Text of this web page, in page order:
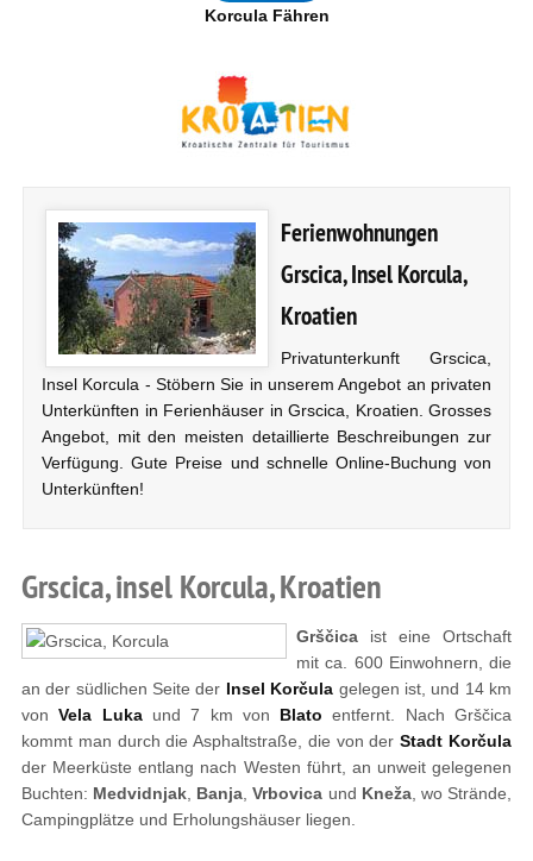
Korcula Fähren
Ferienwohnungen
Grscica, Insel Korcula,
Kroatien
Privatunterkunft Grscica,
Insel Korcula - Stöbern Sie in unserem Angebot an privaten
Unterkünften in Ferienhäuser in Grscica, Kroatien. Grosses
Angebot, mit den meisten detaillierte Beschreibungen zur
Verfügung. Gute Preise und schnelle Online-Buchung von
Unterkünften!
Grscica, insel Korcula, Kroatien
Grščica ist eine Ortschaft
mit ca. 600 Einwohnern, die
an der südlichen Seite der Insel Korčula gelegen ist, und 14 km
vonVela Lukaund 7 km von Blato entfernt. Nach Grščica
kommt man durch die Asphaltstraße, die von derStadt Korčula
der Meerküste entlang nach Westen führt, an unweit gelegenen
Buchten: Medvidnjak, Banja,Vrbovica und Kneža, wo Strände,
Campingplätze und Erholungshäuser liegen.